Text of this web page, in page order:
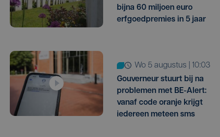
bijna 60 miljoen euro
erfgoedpremies in 5 jaar
wo 5 augustus | 10:03
Gouverneur stuurt bij na
problemen met BE-Alert:
vanaf code oranje krijgt
iedereen meteen sms